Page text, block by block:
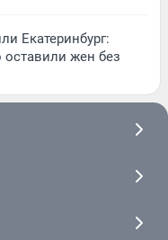
Екатеринбург:
оставили жен без